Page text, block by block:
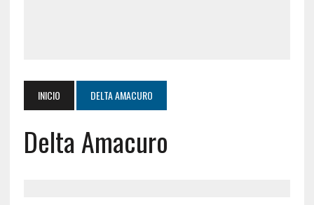
INICIO DELTA AMACURO
Delta Amacuro